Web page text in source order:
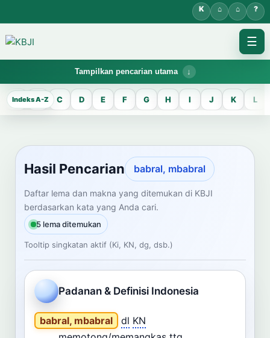
☰
Tampilkan pencarian utama
KBJI WORKSPACE
Hasil Pencarian
Temukan lema Jawa dan maknanya dalam bahasa Indonesia saat
mengelola data Kamus Bahasa Jawa-Indonesia.
CARI LEMA JAWA
Masukkan kata Jawa
Dashboard Pencarian
A B C D E F G H I J K L
Hasil Pencarian babral, mbabral
Daftar lema dan makna yang ditemukan di KBJI
berdasarkan kata yang Anda cari.
5 lema ditemukan
Tooltip singkatan aktif (Ki, KN, dg, dsb.)
Padanan & Definisi Indonesia
babral, mbabral dl KN